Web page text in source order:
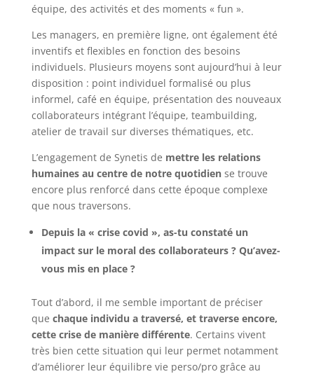
équipe, des activités et des moments « fun ».
Les managers, en première ligne, ont également été
inventifs et flexibles en fonction des besoins
individuels. Plusieurs moyens sont aujourd’hui à leur
disposition : point individuel formalisé ou plus
informel, café en équipe, présentation des nouveaux
collaborateurs intégrant l’équipe, teambuilding,
atelier de travail sur diverses thématiques, etc.
L’engagement de Synetis de mettre les relations
humaines au centre de notre quotidiense trouve
encore plus renforcé dans cette époque complexe
que nous traversons.
Depuis la « crise covid », as-tu constaté un
impact sur le moral des collaborateurs ? Qu’avez-
vous mis en place ?
Tout d’abord, il me semble important de préciser
que chaque individu a traversé, et traverse encore,
cette crise de manière différente. Certains vivent
très bien cette situation qui leur permet notamment
d’améliorer leur équilibre vie perso/pro grâce au